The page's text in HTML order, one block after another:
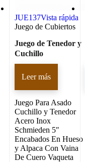
JUE137Vista rápida
Juego de Cubiertos
Juego de Tenedor y
Cuchillo
Leer más
Juego Para Asado
Cuchillo y Tenedor
Acero Inox
Schmieden 5″
Encabados En Hueso
y Alpaca Con Vaina
De Cuero Vaqueta